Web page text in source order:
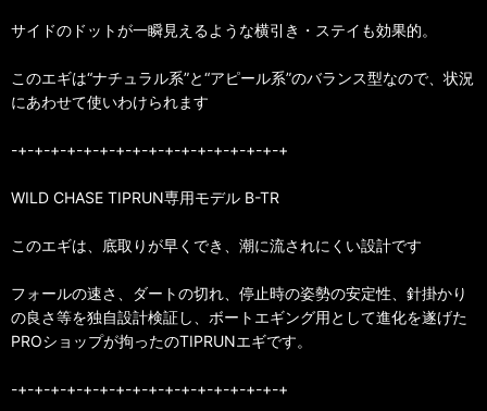
サイドのドットが一瞬見えるような横引き・ステイも効果的。
このエギは“ナチュラル系”と“アピール系”のバランス型なので、状況
にあわせて使いわけられます
-+-+-+-+-+-+-+-+-+-+-+-+-+-+-+-+-+
WILD CHASE TIPRUN専用モデル B-TR
このエギは、底取りが早くでき、潮に流されにくい設計です
フォールの速さ、ダートの切れ、停止時の姿勢の安定性、針掛かり
の良さ等を独自設計検証し、ボートエギング用として進化を遂げた
PROショップが拘ったのTIPRUNエギです。
-+-+-+-+-+-+-+-+-+-+-+-+-+-+-+-+-+